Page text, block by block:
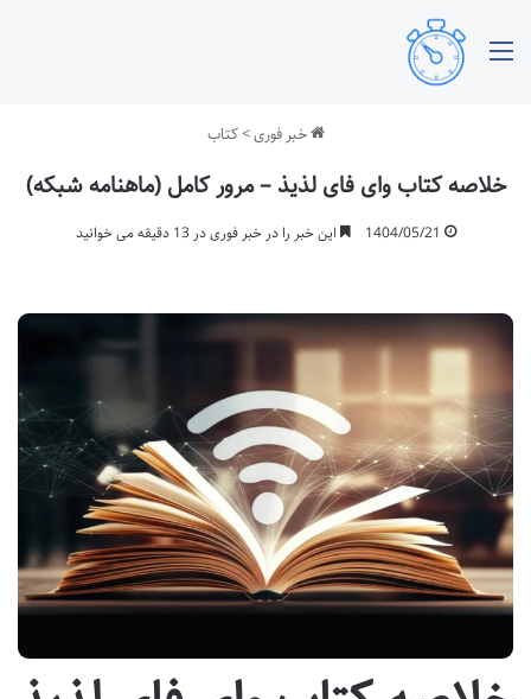
خبر فوری>کتاب
خلاصه کتاب وای فای لذیذ – مرور کامل (ماهنامه شبکه)
1404/05/21 این خبر را در خبر فوری در 13 دقیقه می خوانید